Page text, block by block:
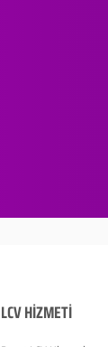
LCV HİZMETİ